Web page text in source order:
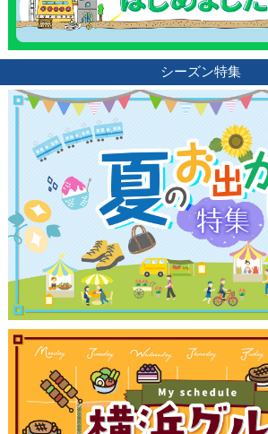
シーズン特集
観光ガイド
ランキング
ブログ記事
サイトについて